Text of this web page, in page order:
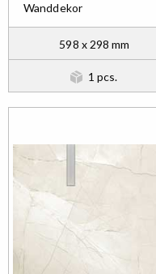
Wanddekor
598 x 298 mm
1 pcs.